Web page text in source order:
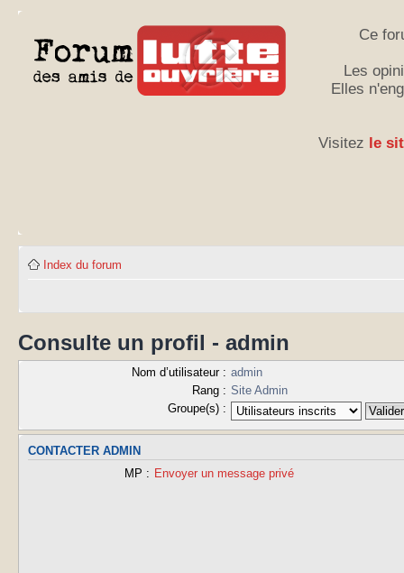
Ce
Les
Elles
Visitez le
Index du forum
Consulte un profil - admin
Nom d’utilisateur : admin
Rang : Site Admin
Groupe(s) :
CONTACTER ADMIN
MP : Envoyer un message privé